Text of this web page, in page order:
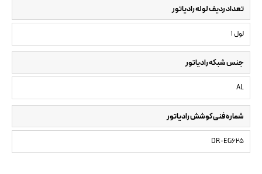
تعداد ردیف لوله رادیاتور
1 لول
جنس شبکه رادیاتور
AL
شماره فنی کوشش رادیاتور
DR-EG625